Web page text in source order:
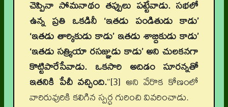
చెప్పినా సోమనాథం తప్పులు పట్టేవాడు. సభలో
ఉన్న ప్రతి ఒకడినీ ‘ఇతడు పండితుడు కాడు’
‘ఇతడు తార్కికుడు కాడు’ ఇతడు శాబ్దికుడు కాడు’
‘ఇతడు సత్క్రియా రసజ్ఞుడు కాడు’ అని చులకనగా
కొట్టిపారేసేవాడు. ఒకసారి అదిడం సూరన్నతో
ఇతనికి పేచీ వచ్చింది.”[3] అని వేరొక కోణంలో
వారిరువురికి కలిగిన స్పర్ధ గురించి వివరించాడు.